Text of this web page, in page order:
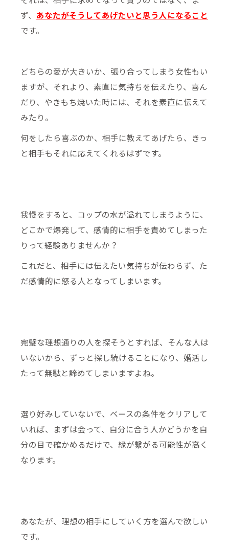
ず、 あなたがそうしてあげたいと思う人になること
です。
どちらの愛が大きいか、張り合ってしまう女性もい
ますが、それより、素直に気持ちを伝えたり、喜ん
だり、やきもち焼いた時には、それを素直に伝えて
みたり。
何をしたら喜ぶのか、相手に教えてあげたら、きっ
と相手もそれに応えてくれるはずです。
我慢をすると、コップの水が溢れてしまうように、
どこかで爆発して、感情的に相手を責めてしまった
りって経験ありませんか？
これだと、相手には伝えたい気持ちが伝わらず、た
だ感情的に怒る人となってしまいます。
完璧な理想通りの人を探そうとすれば、そんな人は
いないから、ずっと探し続けることになり、婚活し
たって無駄と諦めてしまいますよね。
選り好みしていないで、ベースの条件をクリアして
いれば、まずは会って、自分に合う人かどうかを自
分の目で確かめるだけで、縁が繋がる可能性が高く
なります。
あなたが、理想の相手にしていく方を選んで欲しい
です。